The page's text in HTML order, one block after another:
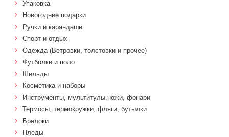
Упаковка
Новогодние подарки
Ручки и карандаши
Спорт и отдых
Одежда (Ветровки, толстовки и прочее)
Футболки и поло
Шильды
Косметика и наборы
Инструменты, мультитулы,ножи, фонари
Термосы, термокружки, фляги, бутылки
Брелоки
Пледы